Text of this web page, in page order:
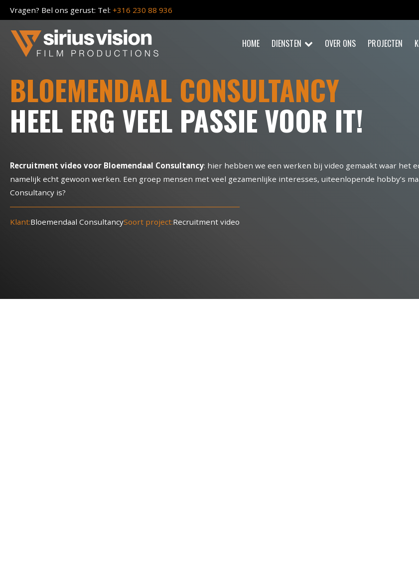
Vragen? Bel ons gerust: Tel: +316 230 88 936
HOME DIENSTEN OVER ONS PROJECTEN
BLOEMENDAAL CONSULTANCY
HEEL ERG VEEL PASSIE VOOR IT!
Recruitment video voor Bloemendaal Consultancy: hier hebben we een werken bij video gemaakt waar het
namelijk echt gewoon werken. Een groep mensen met veel gezamenlijke interesses, uiteenlopende hobby’s
Consultancy is?
Klant:Bloemendaal ConsultancySoort project:Recruitment video